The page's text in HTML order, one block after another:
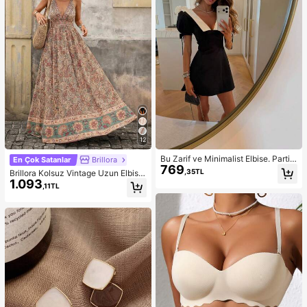
12
En Çok Satanlar Brillora
Brillora Kolsuz Vintage Uzun Elbise,
Yaz Modası
1.093 ,11TL
Bu Zarif ve Minimalist Elbise. Parti
Siyah Yaz
769 ,35TL